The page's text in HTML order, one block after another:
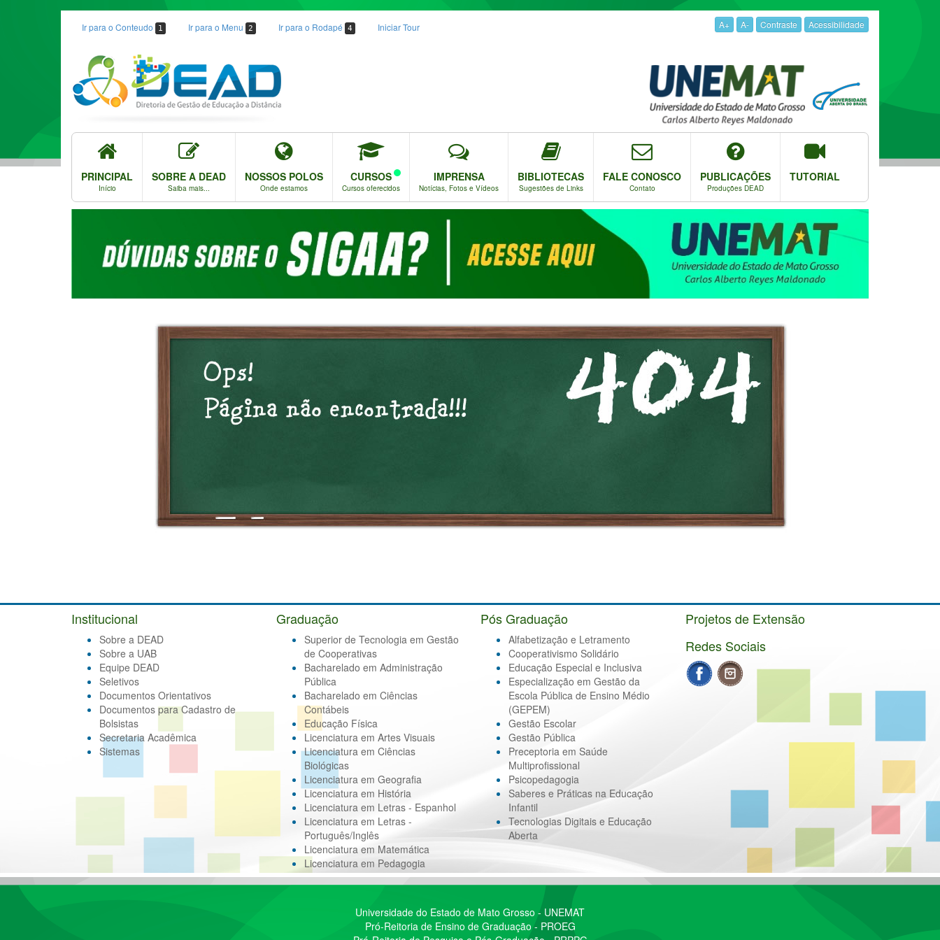
Ir para o Conteudo 1 Ir para o Menu 2 Ir para o Rodapé 4 Iniciar Tour A+ A- Contraste Acessibilidade
PRINCIPAL
Início
SOBRE A DEAD
Saiba mais...
NOSSOS POLOS
Onde estamos
CURSOS
Cursos oferecidos
IMPRENSA
Notícias, Fotos e Vídeos
BIBLIOTECAS
Sugestões de Links
FALE CONOSCO
Contato
PUBLICAÇÕES
Produções DEAD
TUTORIAL
Institucional
Sobre a DEAD
Sobre a UAB
Equipe DEAD
Seletivos
Documentos Orientativos
Documentos para Cadastro de
Bolsistas
Secretaria Acadêmica
Sistemas
Graduação
Superior de Tecnologia em Gestão
de Cooperativas
Bacharelado em Administração
Pública
Bacharelado em Ciências
Contábeis
Educação Física
Licenciatura em Artes Visuais
Licenciatura em Ciências
Biológicas
Licenciatura em Geografia
Licenciatura em História
Licenciatura em Letras - Espanhol
Licenciatura em Letras -
Português/Inglês
Licenciatura em Matemática
Licenciatura em Pedagogia
Pós Graduação
Alfabetização e Letramento
Cooperativismo Solidário
Educação Especial e Inclusiva
Especialização em Gestão da
Escola Pública de Ensino Médio
(GEPEM)
Gestão Escolar
Gestão Pública
Preceptoria em Saúde
Multiprofissional
Psicopedagogia
Saberes e Práticas na Educação
Infantil
Tecnologias Digitais e Educação
Aberta
Projetos de Extensão
Redes Sociais
Universidade do Estado de Mato Grosso - UNEMAT
Pró-Reitoria de Ensino de Graduação - PROEG